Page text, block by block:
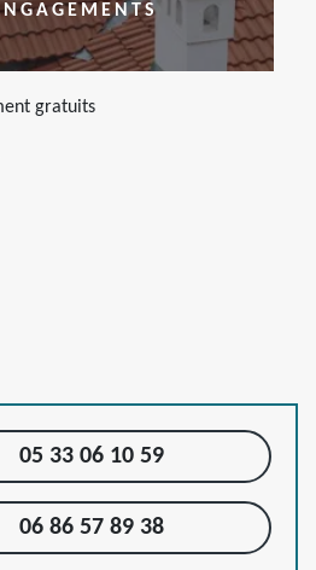
gratuits
05 33 06 10 59
06 86 57 89 38